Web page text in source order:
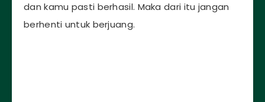
dan kamu pasti berhasil. Maka dari itu jangan
berhenti untuk berjuang.